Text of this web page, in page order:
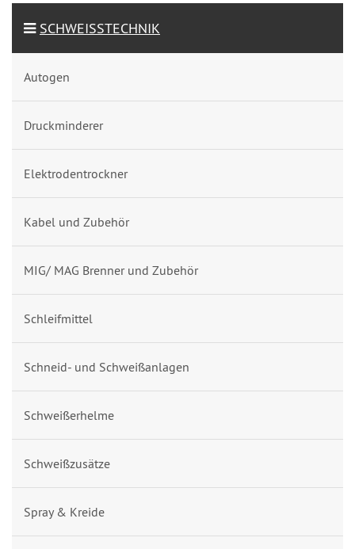
SCHWEISSTECHNIK
Autogen
Druckminderer
Elektrodentrockner
Kabel und Zubehör
MIG/ MAG Brenner und Zubehör
Schleifmittel
Schneid- und Schweißanlagen
Schweißerhelme
Schweißzusätze
Spray & Kreide